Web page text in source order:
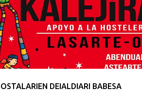
OSTALARIEN DEIALDIARI BABESA